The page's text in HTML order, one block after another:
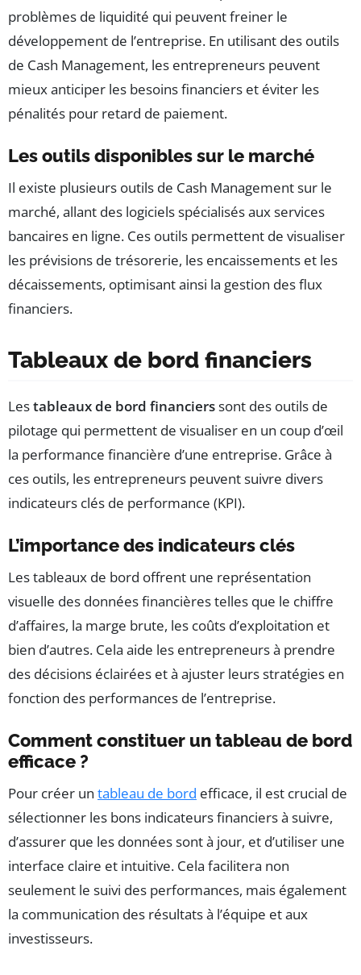
problèmes de liquidité qui peuvent freiner le
développement de l’entreprise. En utilisant des outils
de Cash Management, les entrepreneurs peuvent
mieux anticiper les besoins financiers et éviter les
pénalités pour retard de paiement.
Les outils disponibles sur le marché
Il existe plusieurs outils de Cash Management sur le
marché, allant des logiciels spécialisés aux services
bancaires en ligne. Ces outils permettent de visualiser
les prévisions de trésorerie, les encaissements et les
décaissements, optimisant ainsi la gestion des flux
financiers.
Tableaux de bord financiers
Lestableaux de bord financierssont des outils de
pilotage qui permettent de visualiser en un coup d’œil
la performance financière d’une entreprise. Grâce à
ces outils, les entrepreneurs peuvent suivre divers
indicateurs clés de performance (KPI).
L’importance des indicateurs clés
Les tableaux de bord offrent une représentation
visuelle des données financières telles que le chiffre
d’affaires, la marge brute, les coûts d’exploitation et
bien d’autres. Cela aide les entrepreneurs à prendre
des décisions éclairées et à ajuster leurs stratégies en
fonction des performances de l’entreprise.
Comment constituer un tableau de bord
efficace ?
Pour créer un tableau de bord efficace, il est crucial de
sélectionner les bons indicateurs financiers à suivre,
d’assurer que les données sont à jour, et d’utiliser une
interface claire et intuitive. Cela facilitera non
seulement le suivi des performances, mais également
la communication des résultats à l’équipe et aux
investisseurs.